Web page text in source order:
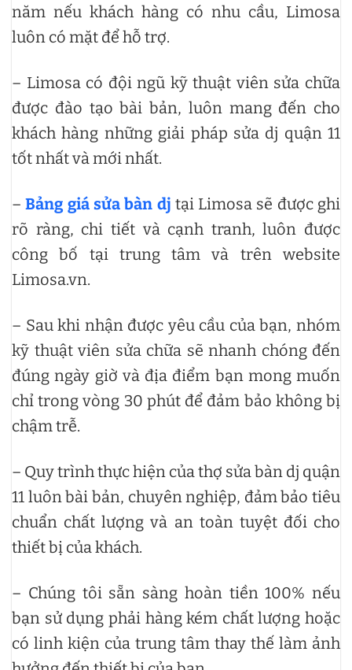
năm nếu khách hàng có nhu cầu, Limosa
luôn có mặt để hỗ trợ.
– Limosa có đội ngũ kỹ thuật viên sửa chữa
được đào tạo bài bản, luôn mang đến cho
khách hàng những giải pháp sửa dj quận 11
tốt nhất và mới nhất.
–Bảng giá sửa bàn dj tại Limosa sẽ được ghi
rõ ràng, chi tiết và cạnh tranh, luôn được
công bố tại trung tâm và trên website
Limosa.vn.
– Sau khi nhận được yêu cầu của bạn, nhóm
kỹ thuật viên sửa chữa sẽ nhanh chóng đến
đúng ngày giờ và địa điểm bạn mong muốn
chỉ trong vòng 30 phút để đảm bảo không bị
chậm trễ.
– Quy trình thực hiện của thợ sửa bàn dj quận
11 luôn bài bản, chuyên nghiệp, đảm bảo tiêu
chuẩn chất lượng và an toàn tuyệt đối cho
thiết bị của khách.
– Chúng tôi sẵn sàng hoàn tiền 100% nếu
bạn sử dụng phải hàng kém chất lượng hoặc
có linh kiện của trung tâm thay thế làm ảnh